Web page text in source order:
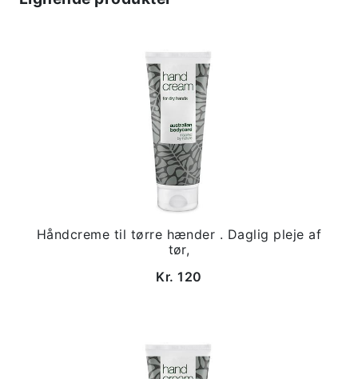
Håndcreme til tørre hænder . Daglig pleje af
tør,
Kr. 120